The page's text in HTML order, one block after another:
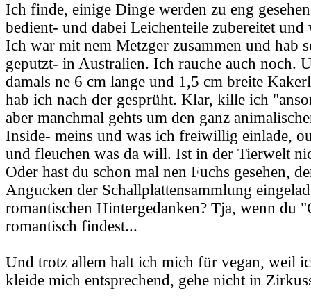
Ich finde, einige Dinge werden zu eng
bedient- und dabei Leichenteile zubereitet und
Ich war mit nem Metzger zusammen und hab
geputzt- in Australien. Ich rauche auch noch.
damals ne 6 cm lange und 1,5 cm breite
hab ich nach der gesprüht. Klar, kille ich
aber manchmal gehts um den ganz
Inside- meins und was ich freiwillig einlade,
und fleuchen was da will. Ist in der Tierwelt
Oder hast du schon mal nen Fuchs gesehen,
Angucken der Schallplattensammlung
romantischen Hintergedanken? Tja, wenn du
romantisch findest...
Und trotz allem halt ich mich für vegan, weil
kleide mich entsprechend, gehe nicht in